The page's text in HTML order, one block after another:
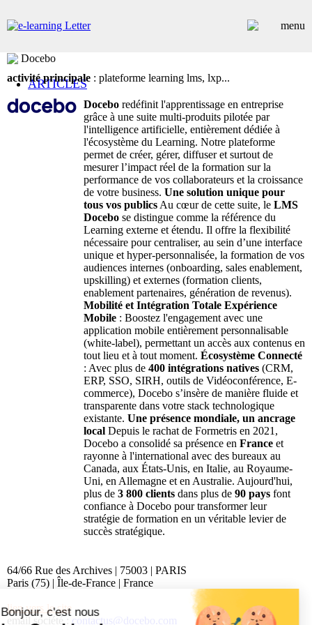
Bonjour, c'est nous
ARTICLES
DOSSIERS
CONTRIBUTEURS
ANNUAIRE PREMIUM
ÉVÉNEMENTS
COMMUNIQUÉS
LES PLUS LUS
INSCRIPTION NEWSLETTER
Docebo
activité principale : plateforme learning lms, lxp...
Docebo redéfinit l'apprentissage en entreprise
grâce à une suite multi-produits pilotée par
l'intelligence artificielle, entièrement dédiée à
l'écosystème du Learning. Notre plateforme
permet de créer, gérer, diffuser et surtout de
mesurer l’impact réel de la formation sur la
performance de vos collaborateurs et la croissance
de votre business. Une solution unique pour
tous vos publics Au cœur de cette suite, le LMS
Docebo se distingue comme la référence du
Learning externe et étendu. Il offre la flexibilité
nécessaire pour centraliser, au sein d’une interface
unique et hyper-personnalisée, la formation de vos
audiences internes (onboarding, sales enablement,
upskilling) et externes (formation clients,
enablement partenaires, génération de revenus).
Mobilité et Intégration Totale Expérience
Mobile : Boostez l'engagement avec une
application mobile entièrement personnalisable
(white-label), permettant un accès aux contenus en
tout lieu et à tout moment. Écosystème Connecté
: Avec plus de 400 intégrations natives (CRM,
ERP, SSO, SIRH, outils de Vidéoconférence, E-
commerce), Docebo s’insère de manière fluide et
transparente dans votre stack technologique
existante. Une présence mondiale, un ancrage
local Depuis le rachat de Formetris en 2021,
Docebo a consolidé sa présence en France et
rayonne à l'international avec des bureaux au
Canada, aux États-Unis, en Italie, au Royaume-
Uni, en Allemagne et en Australie. Aujourd'hui,
plus de 3 800 clients dans plus de 90 pays font
confiance à Docebo pour transformer leur
stratégie de formation en un véritable levier de
succès stratégique.
64/66 Rue des Archives | 75003 | PARIS
Paris (75) | Île-de-France | France
lien vers le site
email société : contactus@docebo.com